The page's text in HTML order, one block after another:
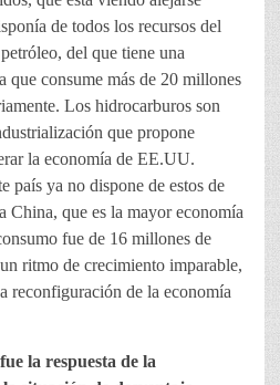
de todos los recursos del
del que tiene una
que consume más de 20 millones
Los hidrocarburos son
que propone
la economía de EE.UU.
país ya no dispone de estos de
China, que es la mayor economía
fue de 16 millones de
ritmo de crecimiento imparable,
reconfiguración de la economía
la respuesta de la